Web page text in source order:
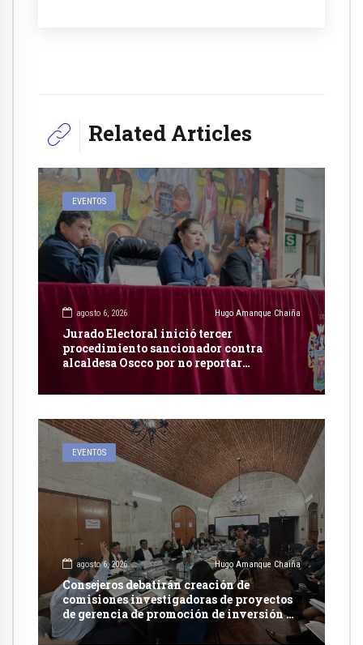
Related Articles
EVENTOS
agosto 6, 2026 Hugo Amanque Chaiña
Jurado Electoral inició tercer
procedimiento sancionador contra
alcaldesa Oscco por no reportar
EVENTOS
agosto 6, 2026 Hugo Amanque Chaiña
Consejeros debatirán creación de
comisiones investigadoras de proyectos
de gerencia de promoción de inversión y
carretera en Caylloma